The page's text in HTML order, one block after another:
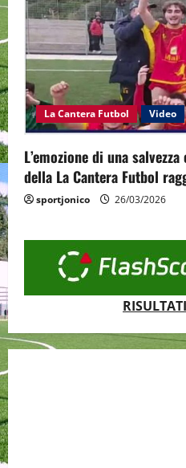
La Cantera Futbol Video
L’emozione di una
della La Cantera Futbol
sportjonico 26/03/2026